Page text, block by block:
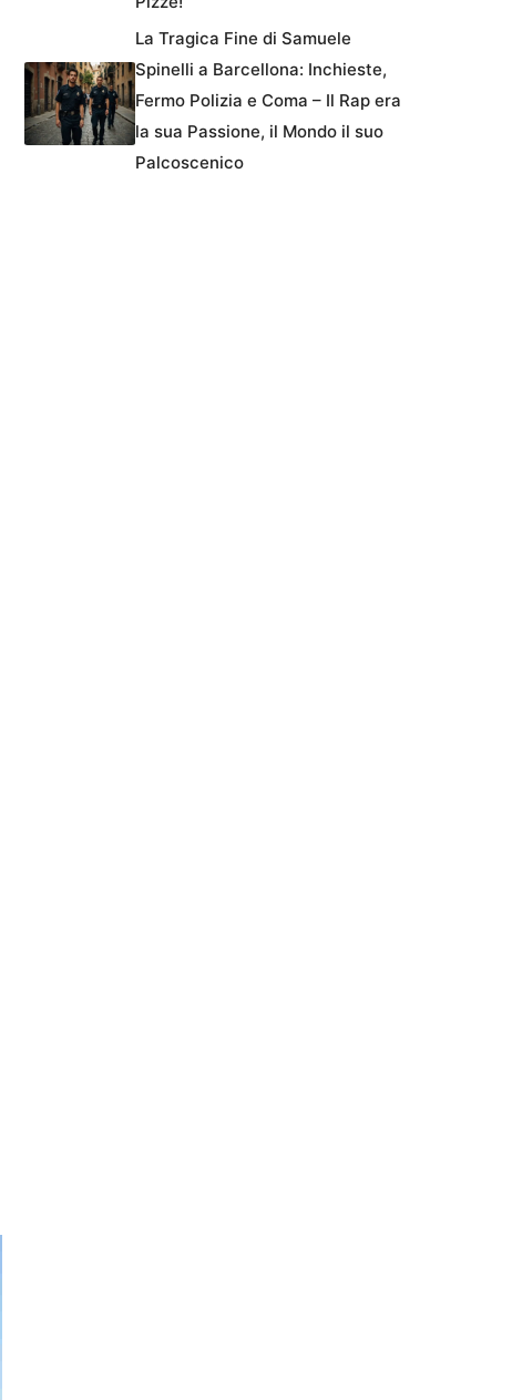
La Tragica Fine di Samuele
Spinelli a Barcellona: Inchieste,
Fermo Polizia e Coma – Il Rap era
la sua Passione, il Mondo il suo
Palcoscenico